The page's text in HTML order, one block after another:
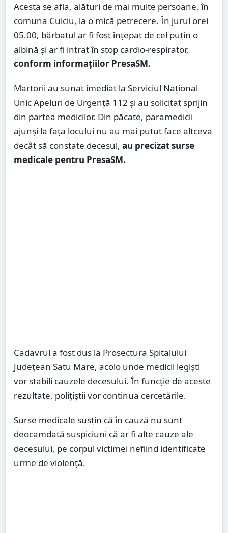
Acesta se afla, alături de mai multe persoane, în
comuna Culciu, la o mică petrecere. În jurul orei
05.00, bărbatul ar fi fost înțepat de cel puțin o
albină și ar fi intrat în stop cardio-respirator,
conform informațiilor PresaSM.
Martorii au sunat imediat la Serviciul Național
Unic Apeluri de Urgență 112 și au solicitat sprijin
din partea medicilor. Din păcate, paramedicii
ajunși la fața locului nu au mai putut face altceva
decât să constate decesul, au precizat surse
medicale pentru PresaSM.
Cadavrul a fost dus la Prosectura Spitalului
Județean Satu Mare, acolo unde medicii legiști
vor stabili cauzele decesului. În funcție de aceste
rezultate, polițiștii vor continua cercetările.
Surse medicale susțin că în cauză nu sunt
deocamdată suspiciuni că ar fi alte cauze ale
decesului, pe corpul victimei nefiind identificate
urme de violență.